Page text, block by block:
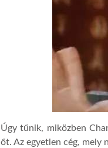
Úgy tűnik, miközben
őt. Az egyetlen cég, mely